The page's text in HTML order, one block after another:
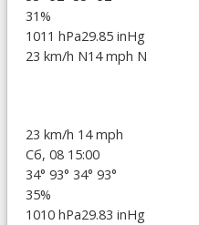
31%
1011 hPa29.85 inHg
23 km/h N14 mph N
23 km/h 14 mph
Сб, 08 15:00
34° 93° 34° 93°
35%
1010 hPa29.83 inHg